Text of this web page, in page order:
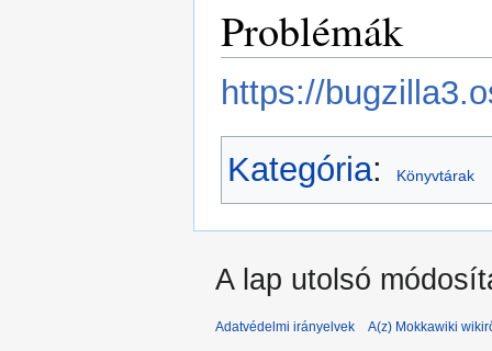
Problémák
https://
Kategória: Könyvtárak
A lap utolsó
Adatvédelmi irányelvek A(z) Mokkawiki